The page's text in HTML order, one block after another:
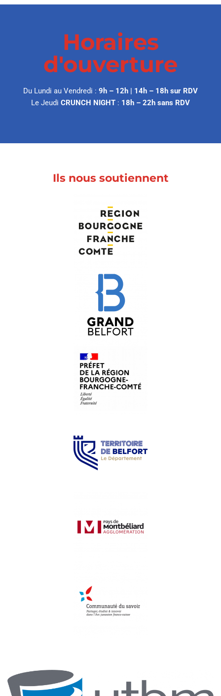
Horaires
d'ouverture
Du Lundi au Vendredi : 9h – 12h | 14h – 18h sur RDV
Le Jeudi CRUNCH NIGHT : 18h – 22h sans RDV
Ils nous soutiennent